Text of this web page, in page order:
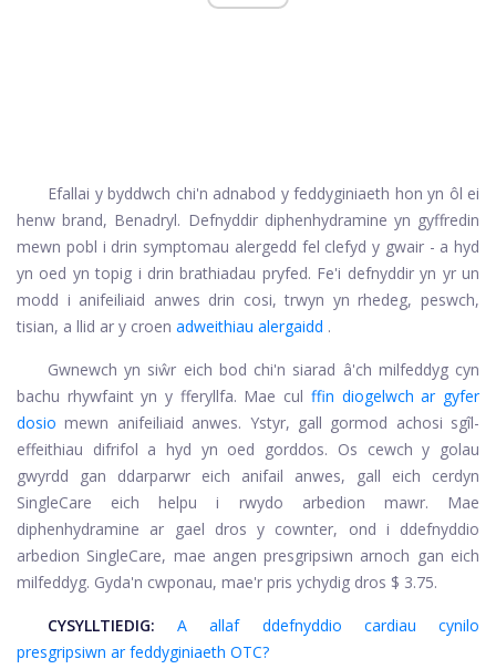
Efallai y byddwch chi'n adnabod y feddyginiaeth hon yn ôl ei
henw brand, Benadryl. Defnyddir diphenhydramine yn gyffredin
mewn pobl i drin symptomau alergedd fel clefyd y gwair - a hyd
yn oed yn topig i drin brathiadau pryfed. Fe'i defnyddir yn yr un
modd i anifeiliaid anwes drin cosi, trwyn yn rhedeg, peswch,
tisian, a llid ar y croen adweithiau alergaidd .
Gwnewch yn siŵr eich bod chi'n siarad â'ch milfeddyg cyn
bachu rhywfaint yn y fferyllfa. Mae cul ffin diogelwch ar gyfer
dosio mewn anifeiliaid anwes. Ystyr, gall gormod achosi sgîl-
effeithiau difrifol a hyd yn oed gorddos. Os cewch y golau
gwyrdd gan ddarparwr eich anifail anwes, gall eich cerdyn
SingleCare eich helpu i rwydo arbedion mawr. Mae
diphenhydramine ar gael dros y cownter, ond i ddefnyddio
arbedion SingleCare, mae angen presgripsiwn arnoch gan eich
milfeddyg. Gyda'n cwponau, mae'r pris ychydig dros $ 3.75.
CYSYLLTIEDIG:
A allaf ddefnyddio cardiau cynilo
presgripsiwn ar feddyginiaeth OTC?